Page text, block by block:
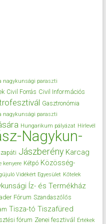
nagykunsági paraszti
Civil Forrás Civil Információs
Gasztronómia
nagykunsági paraszti
Hungarikum pályázat Hírlevél
Nagykun-
Jászberény Karcag
kenyere Kétpó Közösség-
Vidékért Egyesület Kőtelek
Íz- és Termékház
Fórum Szandaszőlős
Tisza-tó Tiszafüred
fórum Zenei fesztivál Értékek